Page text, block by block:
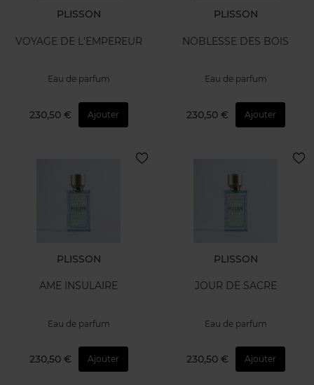
PLISSON
VOYAGE DE L'EMPEREUR
Eau de parfum
230,50 € Ajouter
PLISSON
NOBLESSE DES BOIS
Eau de parfum
230,50 € Ajouter
PLISSON
AME INSULAIRE
Eau de parfum
230,50 € Ajouter
PLISSON
JOUR DE SACRE
Eau de parfum
230,50 € Ajouter